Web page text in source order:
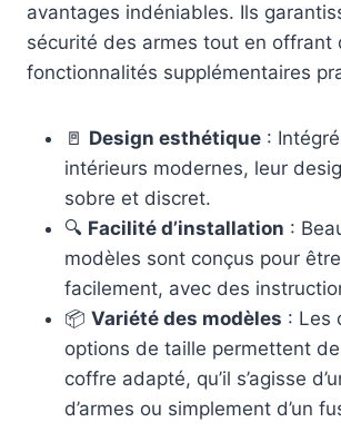
avantages indéniables. Ils
sécurité des armes tout en offrant
fonctionnalités supplémentaires
🚪 Design esthétique :
intérieurs modernes, leur
sobre et discret.
🔍 Facilité d’installation :
modèles sont conçus pour
facilement, avec des
📦 Variété des modèles : Les
options de taille permettent
coffre adapté, qu’il s’agisse
d’armes ou simplement d’un